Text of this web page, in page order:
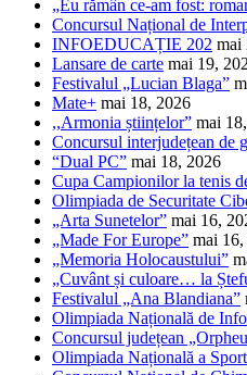
„Eu rămân ce-am fost:
Concursul Național de
INFOEDUCAȚIE 202 mai
Lansare de carte mai 19,
Festivalul „Lucian Blaga”
Mate+ mai 18, 2026
,,Armonia științelor” mai
Concursul interjudețean de
“Dual PC” mai 18, 2026
Cupa Campionilor la tenis
Olimpiada de Securitate
„Arta Sunetelor” mai 16,
„Made For Europe” mai
„Memoria Holocaustului”
„Cuvânt și culoare… la
Festivalul „Ana Blandiana”
Olimpiada Națională de
Concursul județean
Olimpiada Națională a